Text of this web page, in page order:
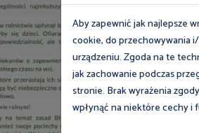
Aby zapewnić jak najlepsze
cookie, do przechowywania
urządzeniu. Zgoda na te
jak zachowanie podczas
stronie. Brak wyrażenia
wpłynąć na niektóre cechy i